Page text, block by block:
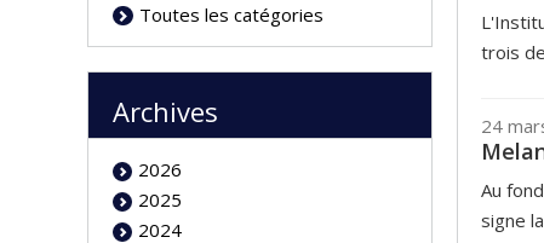
trois
24
Au
signe
Toutes les catégories
Archives
2026
2025
2024